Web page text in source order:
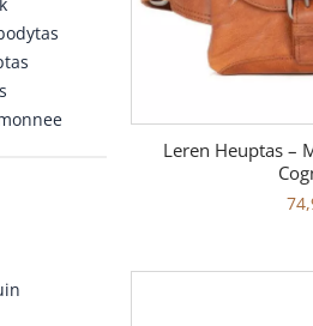
Leren Heuptas –